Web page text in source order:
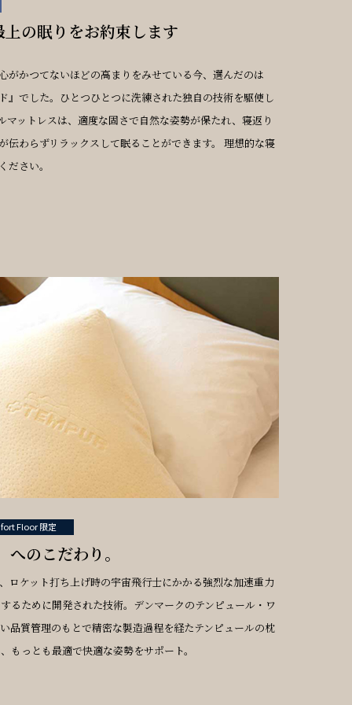
の眠りをお約束します
がかつてないほどの高まりをみせている今、選んだのは
』でした。ひとつひとつに洗練された独自の技術を駆使し
マットレスは、適度な固さで自然な姿勢が保たれ、寝返り
伝わらずリラックスして眠ることができます。 理想的な寝
ださい。
Floor 限定
のこだわり。
ロケット打ち上げ時の宇宙飛行士にかかる強烈な加速重力
るために開発された技術。デンマークのテンピュール・ワ
品質管理のもとで精密な製造過程を経たテンピュールの枕
もっとも最適で快適な姿勢をサポート。